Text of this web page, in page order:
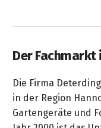
Der Fachmarkt
Die Firma
in der Region
Gartengeräte und